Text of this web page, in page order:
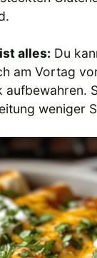
alles: Du
am Vortag
aufbewahren.
weniger